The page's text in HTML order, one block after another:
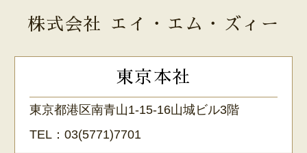
株式会社 エイ・エム・ズィー
東京本社
東京都港区南青山1-15-16山城ビル3階
TEL：03(5771)7701